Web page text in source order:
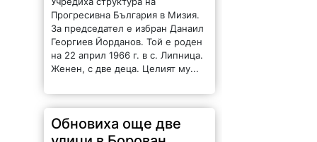
Прогресивна България в Мизия.
За председател е избран Данаил
Георгиев Йорданов. Той е роден
на 22 април 1966 г. в с. Липница.
Женен, с две деца. Целият му...
Обновиха още две
улици в Борован